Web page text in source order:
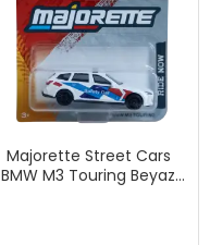
Majorette Street Cars
BMW M3 Touring Beyaz